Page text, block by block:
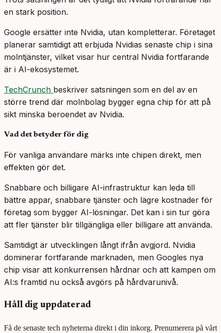
en stark position.
Google ersätter inte Nvidia, utan kompletterar. Företaget
planerar samtidigt att erbjuda Nvidias senaste chip i sina
molntjänster, vilket visar hur central Nvidia fortfarande
är i AI-ekosystemet.
TechCrunch beskriver satsningen som en del av en
större trend där molnbolag bygger egna chip för att på
sikt minska beroendet av Nvidia.
Vad det betyder för dig
För vanliga användare märks inte chipen direkt, men
effekten gör det.
Snabbare och billigare AI-infrastruktur kan leda till
bättre appar, snabbare tjänster och lägre kostnader för
företag som bygger AI-lösningar. Det kan i sin tur göra
att fler tjänster blir tillgängliga eller billigare att använda.
Samtidigt är utvecklingen långt ifrån avgjord. Nvidia
dominerar fortfarande marknaden, men Googles nya
chip visar att konkurrensen hårdnar och att kampen om
AI:s framtid nu också avgörs på hårdvarunivå.
Håll dig uppdaterad
Få de senaste tech nyheterna direkt i din inkorg. Prenumerera på vårt